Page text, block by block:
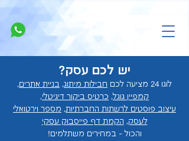
יש לכם עסק?
לוגו 24 מציעה לכם חבילות מיתוג, בניית אתרים,
קמפיין גוגל, כרטיס ביקור דיגיטלי,
עיצוב פוסטים לרשתות החברתיות, מספר וירטואלי
לעסק, הקמת דף פייסבוק עסקי
והכול - במחירים משתלמים!